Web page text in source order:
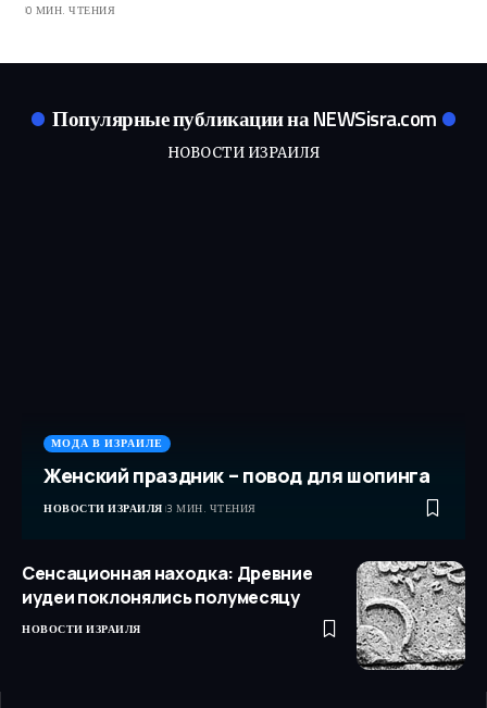
0 МИН. ЧТЕНИЯ
Популярные публикации на NEWSisra.com
НОВОСТИ ИЗРАИЛЯ
МОДА В ИЗРАИЛЕ
Женский праздник – повод для шопинга
НОВОСТИ ИЗРАИЛЯ 3 МИН. ЧТЕНИЯ
Сенсационная находка: Древние
иудеи поклонялись полумесяцу
НОВОСТИ ИЗРАИЛЯ